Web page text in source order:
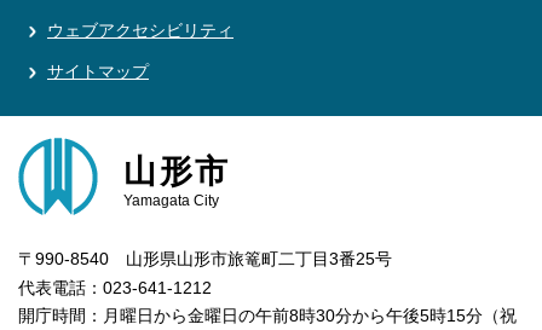
ウェブアクセシビリティ
サイトマップ
山形市
Yamagata City
〒990-8540 山形県山形市旅篭町二丁目3番25号
代表電話：023-641-1212
開庁時間：月曜日から金曜日の午前8時30分から午後5時15分（祝